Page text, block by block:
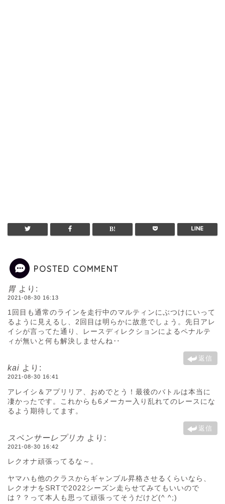
POSTED COMMENT
胃 より:
2021-08-30 16:13
1回目も通常のラインを走行中のマルティンにぶつけにいって
るように見えるし、2回目は明らかに故意でしょう。先日アレ
イシが言ってた通り、レースディレクションによるペナルテ
ィが無いと何も解決しませんね‥
返信
kai より:
2021-08-30 16:41
アレイシ＆アプリリア、おめでとう！最後のバトルは本当に
凄かったです。これからも6メーカー入り乱れてのレースにな
るよう期待してます。
返信
スペンサーレプリカ より:
2021-08-30 16:42
レクオナ頑張ってるな～。
ヤマハも他のクラスからギャンブル昇格させるくらいなら、
レクオナをSRTで2022シーズン走らせてみてもいいので
は？？って本人も思って頑張ってそうだけど(^ ^;)